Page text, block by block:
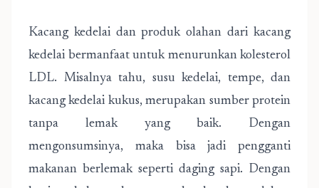
Kacang kedelai dan produk olahan dari kacang
kedelai bermanfaat untuk menurunkan kolesterol
LDL. Misalnya tahu, susu kedelai, tempe, dan
kacang kedelai kukus, merupakan sumber protein
tanpa lemak yang baik. Dengan
mengonsumsinya, maka bisa jadi pengganti
makanan berlemak seperti daging sapi. Dengan